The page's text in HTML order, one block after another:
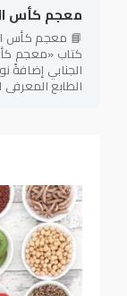
معجم كأس
📘 معجم كأس
كتاب «معجم
الجنابي إضافةً
الطابع